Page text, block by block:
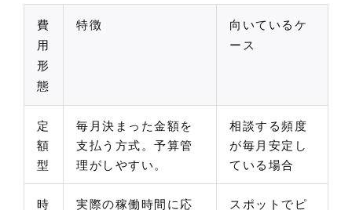
費
用
形
態
特徴
向いているケ
ース
定
額
型
毎月決まった金額を
支払う方式。予算管
理がしやすい。
相談する頻度
が毎月安定し
ている場合
時 実際の稼働時間に応 スポットでピ